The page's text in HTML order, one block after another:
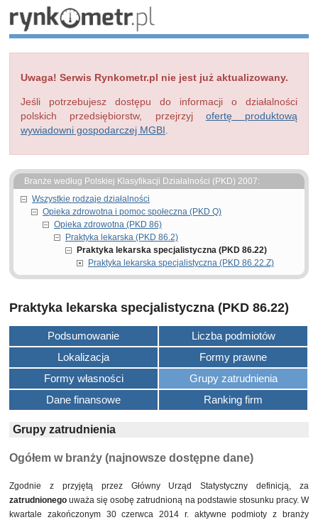
Uwaga! Serwis Rynkometr.pl nie jest już aktualizowany.
Jeśli potrzebujesz dostępu do informacji o działalności
polskich przedsiębiorstw, przejrzyj ofertę produktową
wywiadowni gospodarczej MGBI
Branże według Polskiej Klasyfikacji Działalności (PKD) 2007:
Wszystkie rodzaje działalności
Opieka zdrowotna i pomoc społeczna (PKD Q)
Opieka zdrowotna (PKD 86)
Praktyka lekarska (PKD 86.2)
Praktyka lekarska specjalistyczna (PKD 86.22)
Praktyka lekarska specjalistyczna (PKD 86.22.Z)
Praktyka lekarska specjalistyczna (PKD 86.22)
Podsumowanie
Liczba podmiotów
Lokalizacja
Formy prawne
Formy własności
Grupy zatrudnienia
Dane finansowe
Ranking firm
Grupy zatrudnienia
Ogółem w branży (najnowsze dostępne dane)
Zgodnie z przyjętą przez Główny Urząd Statystyczny definicją, za
zatrudnionego uważa się osobę zatrudnioną na podstawie stosunku pracy. W
kwartale zakończonym 30 czerwca 2014 r. aktywne podmioty z branży